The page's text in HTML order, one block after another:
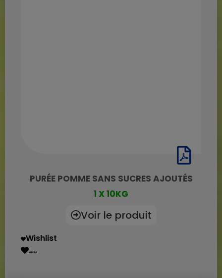
PURÉE POMME SANS SUCRES AJOUTÉS
1 X 10KG
Voir le produit
Wishlist
Wishlist